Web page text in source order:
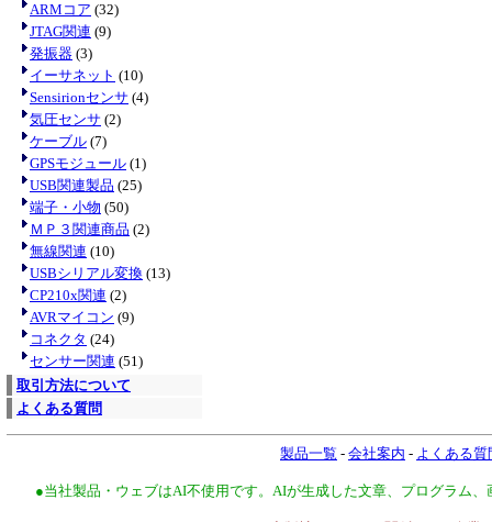
ARMコア (32)
JTAG関連 (9)
発振器 (3)
イーサネット (10)
Sensirionセンサ (4)
気圧センサ (2)
ケーブル (7)
GPSモジュール (1)
USB関連製品 (25)
端子・小物 (50)
ＭＰ３関連商品 (2)
無線関連 (10)
USBシリアル変換 (13)
CP210x関連 (2)
AVRマイコン (9)
コネクタ (24)
センサー関連 (51)
取引方法について
よくある質問
製品一覧 - 会社案内 - よくある質
●当社製品・ウェブはAI不使用です。AIが生成した文章、プログラム